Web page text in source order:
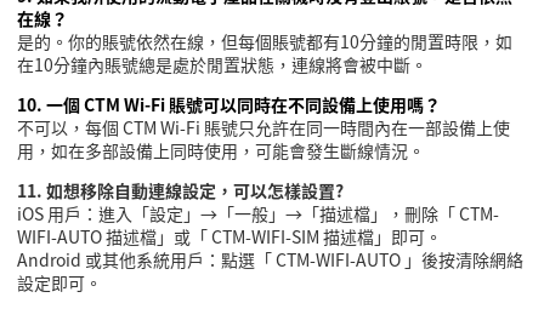
在線？
是的。你的賬號依然在線，但每個賬號都有10分鐘的閒置時限，如
在10分鐘內賬號總是處於閒置狀態，連線將會被中斷。
10. 一個CTM Wi-Fi 賬號可以同時在不同設備上使用嗎？
不可以，每個 CTM Wi-Fi 賬號只允許在同一時間內在一部設備上使
用，如在多部設備上同時使用，可能會發生斷線情況。
11. 如想移除自動連線設定，可以怎樣設置?
iOS 用戶：進入「設定」 → 「一般」 → 「描述檔」，刪除「CTM-
WIFI-AUTO描述檔」或「CTM-WIFI-SIM 描述檔」即可。
Android 或其他系統用戶：點選「CTM-WIFI-AUTO 」後按清除網絡
設定即可。